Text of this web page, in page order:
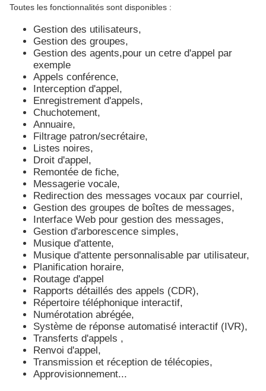
Toutes les fonctionnalités sont disponibles :
Gestion des utilisateurs,
Gestion des groupes,
Gestion des agents,pour un cetre d'appel par
exemple
Appels conférence,
Interception d'appel,
Enregistrement d'appels,
Chuchotement,
Annuaire,
Filtrage patron/secrétaire,
Listes noires,
Droit d'appel,
Remontée de fiche,
Messagerie vocale,
Redirection des messages vocaux par courriel,
Gestion des groupes de boîtes de messages,
Interface Web pour gestion des messages,
Gestion d'arborescence simples,
Musique d'attente,
Musique d'attente personnalisable par utilisateur,
Planification horaire,
Routage d'appel
Rapports détaillés des appels (CDR),
Répertoire téléphonique interactif,
Numérotation abrégée,
Système de réponse automatisé interactif (IVR),
Transferts d'appels ,
Renvoi d'appel,
Transmission et réception de télécopies,
Approvisionnement...